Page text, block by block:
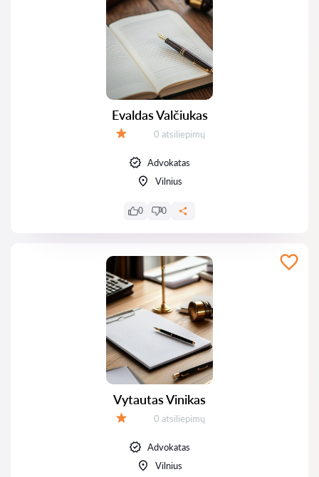
Evaldas Valčiukas
Atsiliepimų:
0 atsiliepimų
Advokatas
Vilnius
0 0
Vytautas Vinikas
Atsiliepimų:
0 atsiliepimų
Advokatas
Vilnius